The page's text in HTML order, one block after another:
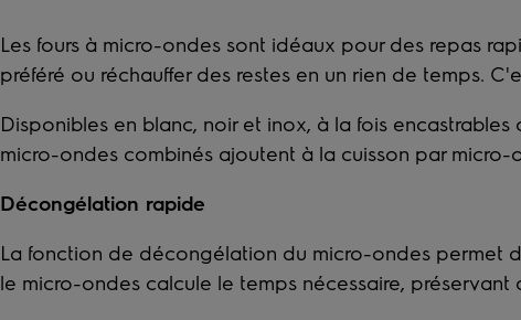
Les fours à micro-ondes sont idéaux pour des repas
préféré ou réchauffer des restes en un rien de temps.
Disponibles en blanc, noir et inox, à la fois
micro-ondes combinés ajoutent à la cuisson par micro-
Décongélation rapide
La fonction de décongélation du micro-ondes permet
le micro-ondes calcule le temps nécessaire, préservant